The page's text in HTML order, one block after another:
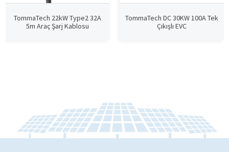
TommaTech 22kW Type2 32A
5m Araç Şarj Kablosu
TommaTech DC 30KW 100A Tek
Çıkışlı EVC